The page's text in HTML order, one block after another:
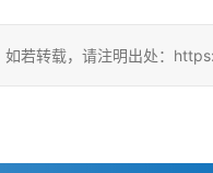
如若转载，请注明出处：